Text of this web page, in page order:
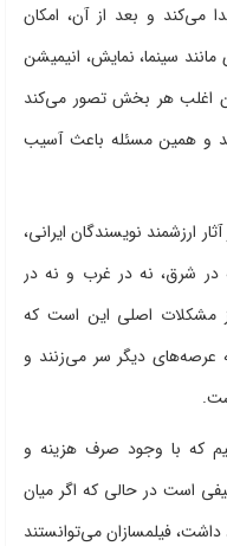
می‌کند و بعد از آن، امکان
سینما، نمایش، انیمیشن
اغلب هر بخش تصور می‌کند
و همین مسئله باعث آسیب
ارزشمند نویسندگان ایرانی،
در شرق، نه در غرب و نه در
مشکلات اصلی این است که
عرصه‌های دیگر سر می‌زنند و
که با وجود صرف هزینه و
است در حالی که اگر میان
فیلمسازان می‌توانستند